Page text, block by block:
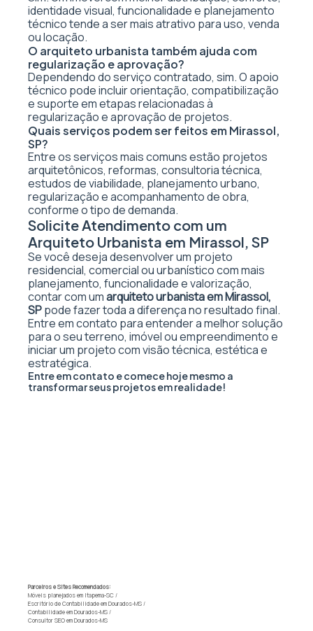
identidade visual, funcionalidade e planejamento
técnico tende a ser mais atrativo para uso, venda
ou locação.
O arquiteto urbanista também ajuda com
regularização e aprovação?
Dependendo do serviço contratado, sim. O apoio
técnico pode incluir orientação, compatibilização
e suporte em etapas relacionadas à
regularização e aprovação de projetos.
Quais serviços podem ser feitos em Mirassol,
SP?
Entre os serviços mais comuns estão projetos
arquitetônicos, reformas, consultoria técnica,
estudos de viabilidade, planejamento urbano,
regularização e acompanhamento de obra,
conforme o tipo de demanda.
Solicite Atendimento com um
Arquiteto Urbanista em Mirassol, SP
Se você deseja desenvolver um projeto
residencial, comercial ou urbanístico com mais
planejamento, funcionalidade e valorização,
contar com umarquiteto urbanista em Mirassol,
SPpode fazer toda a diferença no resultado final.
Entre em contato para entender a melhor solução
para o seu terreno, imóvel ou empreendimento e
iniciar um projeto com visão técnica, estética e
estratégica.
Entre em contato e comece hoje mesmo a
transformar seus projetos em realidade!
Parceiros e Sites Recomendados:
Móveis planejados em Itapema-SC /
Escritório de Contabilidade em Dourados-MS /
Contabilidade em Dourados-MS /
Consultor SEO em Dourados-MS